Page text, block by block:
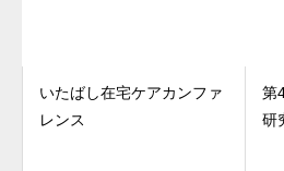
いたばし在宅ケアカンファ
レンス
第
研